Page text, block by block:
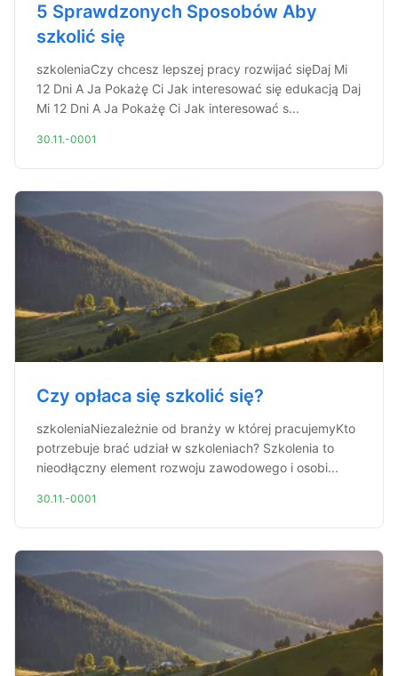
5 Sprawdzonych Sposobów Aby
szkolić się
szkoleniaCzy chcesz lepszej pracy rozwijać sięDaj Mi
12 Dni A Ja Pokażę Ci Jak interesować się edukacją Daj
Mi 12 Dni A Ja Pokażę Ci Jak interesować s...
30.11.-0001
Czy opłaca się szkolić się?
szkoleniaNiezależnie od branży w której pracujemyKto
potrzebuje brać udział w szkoleniach? Szkolenia to
nieodłączny element rozwoju zawodowego i osobi...
30.11.-0001